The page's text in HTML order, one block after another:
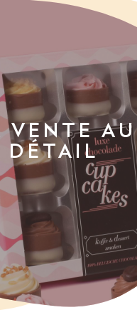
VENTE AU
DÉTAIL